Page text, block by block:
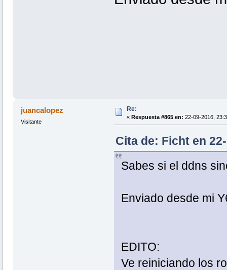
juancalopez
Visitante
Re:
« Respuesta #865 en: 22-09-2016,
Cita de: Ficht en
Sabes si el ddns
Enviado desde mi
EDITO:
Ve reiniciando los